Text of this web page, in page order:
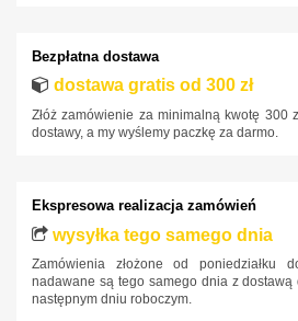
Jaguar
Jeep
Kia
Land Rover
Lexus
MAN
Maxus
Bezpłatna dostawa
dostawa gratis od 300 zł
Złóż zamówienie za minimalną kwotę 300
dostawy, a my wyślemy paczkę za darmo.
Ekspresowa realizacja zamówień
wysyłka tego samego dnia
Zamówienia złożone od poniedziałku
nadawane są tego samego dnia z dostawą
następnym dniu roboczym.